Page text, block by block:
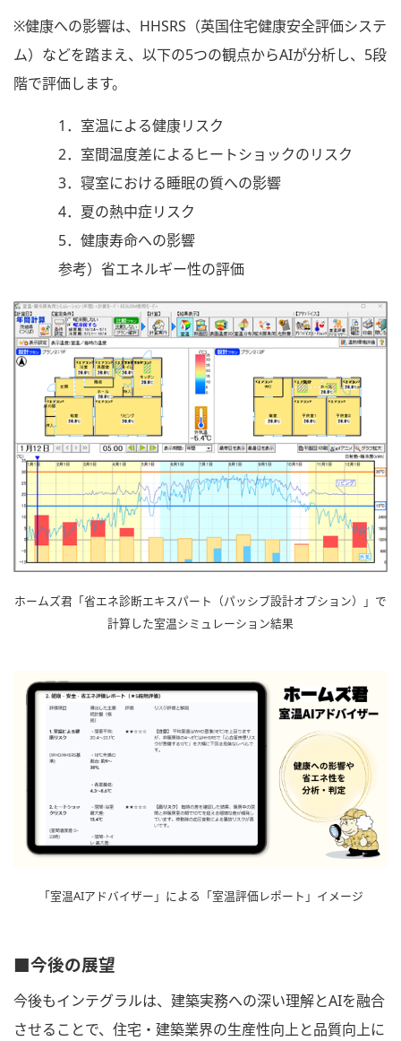
※健康への影響は、HHSRS（英国住宅健康安全評価システ
ム）などを踏まえ、以下の5つの観点からAIが分析し、5段
階で評価します。
1．室温による健康リスク
2．室間温度差によるヒートショックのリスク
3．寝室における睡眠の質への影響
4．夏の熱中症リスク
5．健康寿命への影響
参考）省エネルギー性の評価
ホームズ君「省エネ診断エキスパート（パッシブ設計オプション）」で
計算した室温シミュレーション結果
「室温AIアドバイザー」による「室温評価レポート」イメージ
■今後の展望
今後もインテグラルは、建築実務への深い理解とAIを融合
させることで、住宅・建築業界の生産性向上と品質向上に